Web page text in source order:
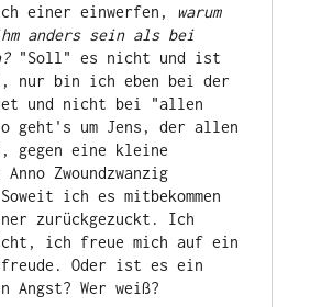
einer einwerfen, warum
anders sein als bei
"Soll" es nicht und ist
nur bin ich eben bei der
und nicht bei "allen
geht's um Jens, der allen
gegen eine kleine
Anno Zwoundzwanzig
ich es mitbekommen
zurückgezuckt. Ich
ich freue mich auf ein
Oder ist es ein
Angst? Wer weiß?